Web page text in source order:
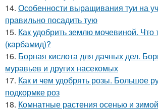
14. Особенности выращивания туи на
правильно посадить тую
15. Как удобрить землю мочевиной. Что
(карбамид)?
16. Борная кислота для дачных дел.
муравьев и других насекомых
17. Как и чем удобрять розы. Большое
подкормке роз
18. Комнатные растения осенью и